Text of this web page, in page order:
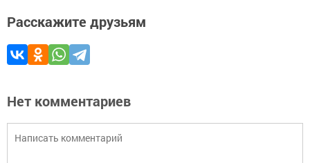
Расскажите друзьям
Нет комментариев